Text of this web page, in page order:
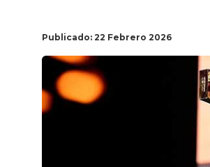
Publicado: 22 Febrero 2026